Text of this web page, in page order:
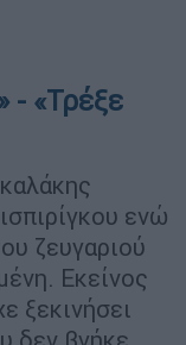
- «Τρέξε
ενώ
ζευγαριού
Εκείνος
ξεκινήσει